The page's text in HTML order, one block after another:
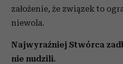
założenie, że związek to
niewola.
Najwyraźniej Stwórca
nie nudzili.